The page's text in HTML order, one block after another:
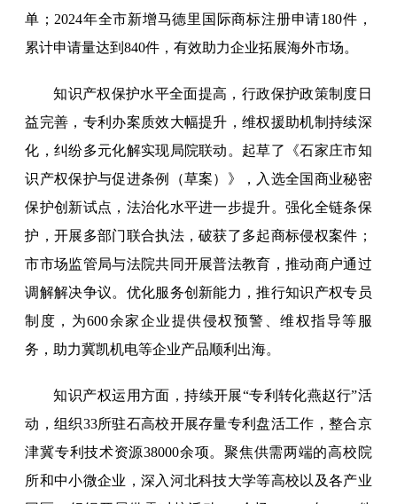
单；2024年全市新增马德里国际商标注册申请180件，
累计申请量达到840件，有效助力企业拓展海外市场。
知识产权保护水平全面提高，行政保护政策制度日
益完善，专利办案质效大幅提升，维权援助机制持续深
化，纠纷多元化解实现局院联动。起草了《石家庄市知
识产权保护与促进条例（草案）》，入选全国商业秘密
保护创新试点，法治化水平进一步提升。强化全链条保
护，开展多部门联合执法，破获了多起商标侵权案件；
市市场监管局与法院共同开展普法教育，推动商户通过
调解解决争议。优化服务创新能力，推行知识产权专员
制度，为600余家企业提供侵权预警、维权指导等服
务，助力冀凯机电等企业产品顺利出海。
知识产权运用方面，持续开展“专利转化燕赵行”活
动，组织33所驻石高校开展存量专利盘活工作，整合京
津冀专利技术资源38000余项。聚焦供需两端的高校院
所和中小微企业，深入河北科技大学等高校以及各产业